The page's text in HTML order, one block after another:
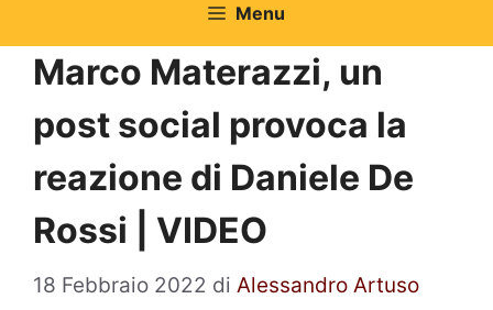
Menu
Marco Materazzi, un
post social provoca la
reazione di Daniele De
Rossi | VIDEO
18 Febbraio 2022 di Alessandro Artuso